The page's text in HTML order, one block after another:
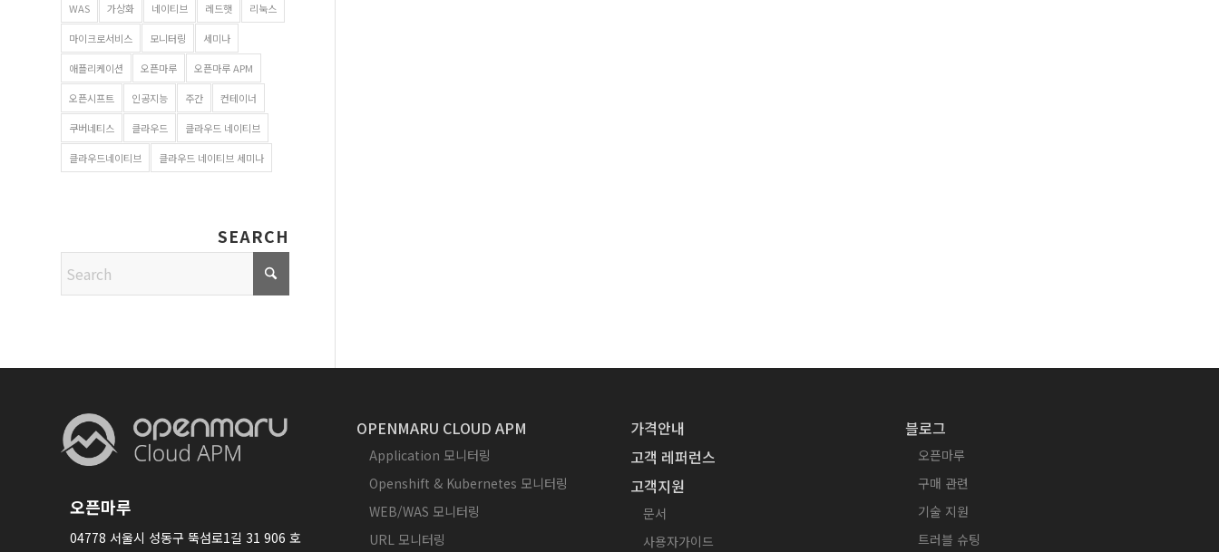
WAS 가상화 네이티브 레드햇 리눅스
마이크로서비스 모니터링 세미나
애플리케이션 오픈마루 오픈마루 APM
오픈시프트 인공지능 주간 컨테이너
쿠버네티스 클라우드 클라우드 네이티브
클라우드네이티브 클라우드 네이티브 세미나
SEARCH
오픈마루
04778 서울시 성동구 뚝섬로1길 31 906 호
OPENMARU CLOUD APM
Application 모니터링
Openshift & Kubernetes 모니터링
WEB/WAS 모니터링
URL 모니터링
가격안내
고객 레퍼런스
고객지원
문서
사용자가이드
블로그
오픈마루
구매 관련
기술 지원
트러블 슈팅